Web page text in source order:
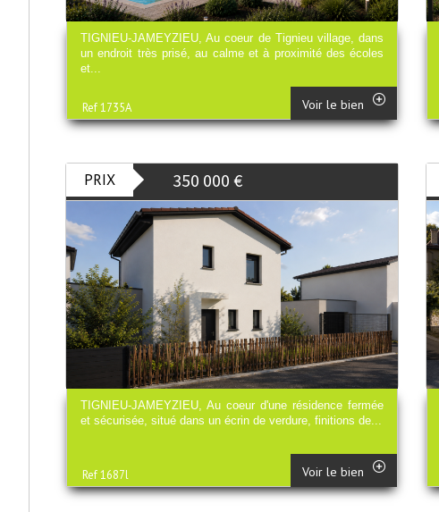
TIGNIEU-JAMEYZIEU, Au coeur de Tignieu village, dans
un endroit très prisé, au calme et à proximité des écoles
et...
Ref 1735A Voir le bien
PRIX 350 000 €
TIGNIEU-JAMEYZIEU, Au coeur d'une résidence fermée
et sécurisée, situé dans un écrin de verdure, finitions de...
Ref 1687l Voir le bien